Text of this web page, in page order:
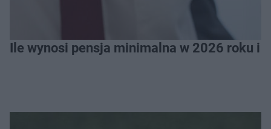
Ile wynosi pensja minimalna w 2026 roku i